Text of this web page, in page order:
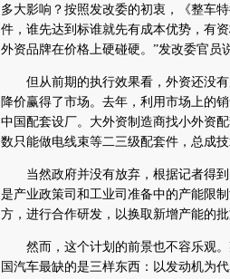
多大影响？按照发改委的初衷，《整车
件，谁先达到标谁就先有成本优势，有
外资品牌在价格上硬碰硬。”发改委官员
但从前期的执行效果看，外资还没有
降价赢得了市场。去年，利用市场上的
中国配套设厂。大外资制造商找小外资
数只能做电线束等二三级配套件，总成
当然政府并没有放弃，根据记者得到
是产业政策司和工业司准备中的产能限
方，进行合作研发，以换取新增产能的
然而，这个计划的前景也不容乐观。
国汽车最缺的是三样东西：以发动机为